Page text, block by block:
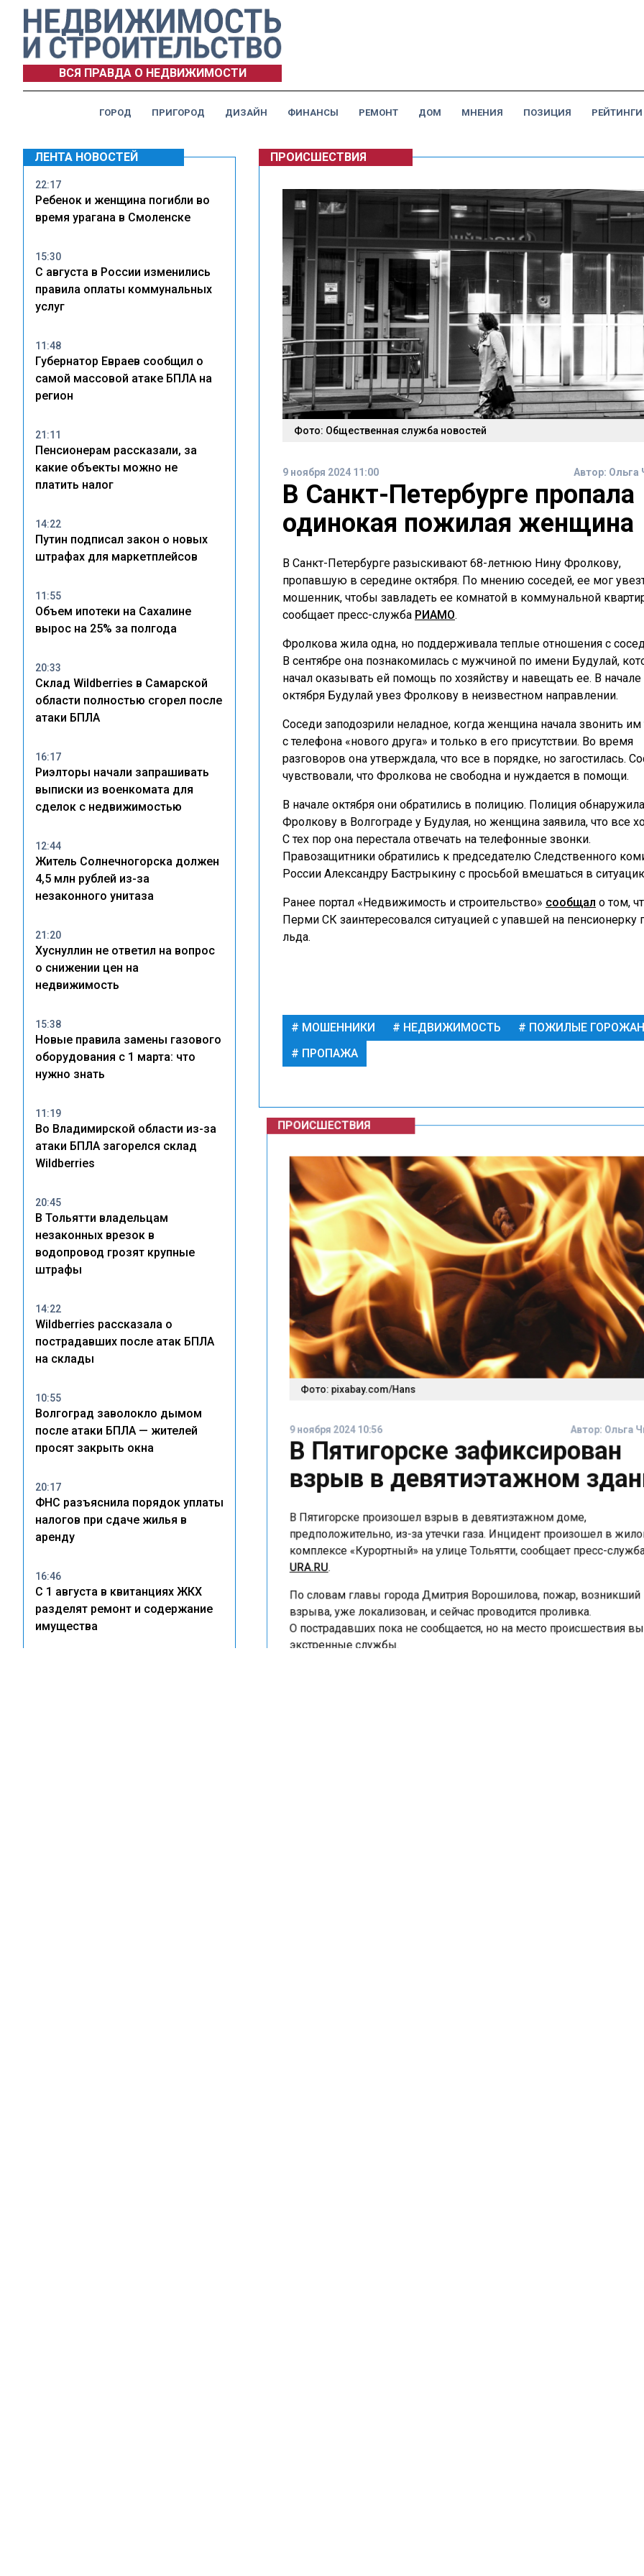
ВСЯ ПРАВДА О НЕДВИЖИМОСТИ
ГОРОД ПРИГОРОД ДИЗАЙН ФИНАНСЫ РЕМОНТ ДОМ МНЕНИЯ ПОЗИЦИЯ РЕЙТИНГИ
ЛЕНТА НОВОСТЕЙ
22:17
Ребенок и женщина погибли во
время урагана в Смоленске
15:30
С августа в России изменились
правила оплаты коммунальных
услуг
11:48
Губернатор Евраев сообщил о
самой массовой атаке БПЛА на
регион
21:11
Пенсионерам рассказали, за
какие объекты можно не
платить налог
14:22
Путин подписал закон о новых
штрафах для маркетплейсов
11:55
Объем ипотеки на Сахалине
вырос на 25% за полгода
20:33
Склад Wildberries в Самарской
области полностью сгорел после
атаки БПЛА
16:17
Риэлторы начали запрашивать
выписки из военкомата для
сделок с недвижимостью
12:44
Житель Солнечногорска должен
4,5 млн рублей из-за
незаконного унитаза
21:20
Хуснуллин не ответил на вопрос
о снижении цен на
недвижимость
15:38
Новые правила замены газового
оборудования с 1 марта: что
нужно знать
11:19
Во Владимирской области из-за
атаки БПЛА загорелся склад
Wildberries
20:45
В Тольятти владельцам
незаконных врезок в
водопровод грозят крупные
штрафы
14:22
Wildberries рассказала о
пострадавших после атак БПЛА
на склады
10:55
Волгоград заволокло дымом
после атаки БПЛА — жителей
просят закрыть окна
20:17
ФНС разъяснила порядок уплаты
налогов при сдаче жилья в
аренду
16:46
С 1 августа в квитанциях ЖКХ
разделят ремонт и содержание
имущества
ПРОИСШЕСТВИЯ
Фото: Общественная служба новостей
9 ноября 2024 11:00 Автор: Ольга
В Санкт-Петербурге пропала
одинокая пожилая женщина
В Санкт-Петербурге разыскивают 68-летнюю Нину Фролкову,
пропавшую в середине октября. По мнению соседей, ее мог
мошенник, чтобы завладеть ее комнатой в коммунальной
сообщает пресс-служба РИАМО.
Фролкова жила одна, но поддерживала теплые отношения с
В сентябре она познакомилась с мужчиной по имени Будулай,
начал оказывать ей помощь по хозяйству и навещать ее. В начале
октября Будулай увез Фролкову в неизвестном направлении.
Соседи заподозрили неладное, когда женщина начала звонить им
с телефона «нового друга» и только в его присутствии. Во время
разговоров она утверждала, что все в порядке, но загостилась.
чувствовали, что Фролкова не свободна и нуждается в помощи.
В начале октября они обратились в полицию. Полиция обнаружила
Фролкову в Волгограде у Будулая, но женщина заявила, что все
С тех пор она перестала отвечать на телефонные звонки.
Правозащитники обратились к председателю Следственного
России Александру Бастрыкину с просьбой вмешаться в
Ранее портал «Недвижимость и строительство» сообщал о том,
Перми СК заинтересовался ситуацией с упавшей на пенсионерку
льда.
МОШЕННИКИ НЕДВИЖИМОСТЬ
ПОЖИЛЫЕ
ПРОПАЖА
ПРОИСШЕСТВИЯ
Фото: pixabay.com/Hans
9 ноября 2024 10:56 Автор:Ольга
В Пятигорске зафиксирован
взрыв в девятиэтажном
В Пятигорске произошел взрыв в девятиэтажном доме,
предположительно, из-за утечки газа. Инцидент произошел в
комплексе «Курортный» на улице Тольятти, сообщает пресс-
URA.RU.
По словам главы города Дмитрия Ворошилова, пожар, возникший
взрыва, уже локализован, и сейчас проводится проливка.
О пострадавших пока не сообщается, но на место происшествия
экстренные службы.